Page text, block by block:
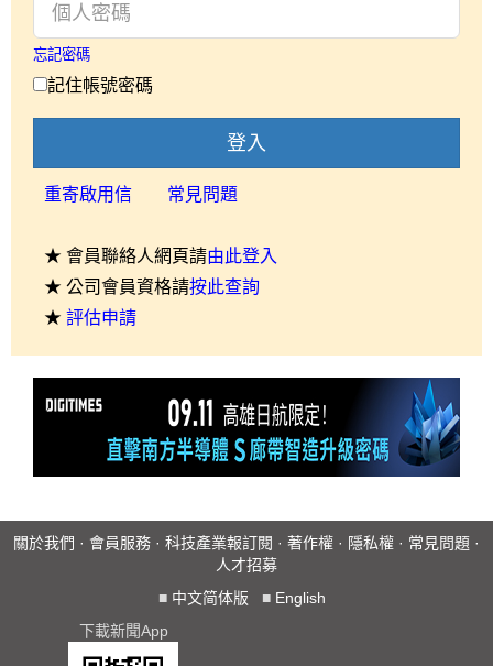
忘記密碼
記住帳號密碼
登入
重寄啟用信 常見問題
★ 會員聯絡人網頁請由此登入
★ 公司會員資格請按此查詢
★ 評估申請
關於我們 · 會員服務 · 科技產業報訂閱 · 著作權 · 隱私權 · 常見問題 ·
人才招募
■ 中文简体版 ■ English
下載新聞App